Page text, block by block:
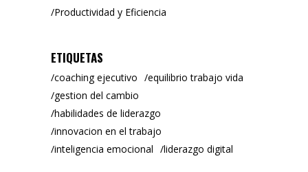
Productividad y Eficiencia
ETIQUETAS
coaching ejecutivo
equilibrio trabajo vida
gestion del cambio
habilidades de liderazgo
innovacion en el trabajo
inteligencia emocional
liderazgo digital